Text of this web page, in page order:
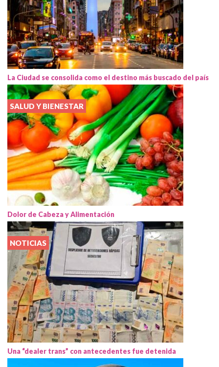
La Ciudad se consolida como el destino más buscado del país
SALUD Y BIENESTAR
Dolor de Cabeza y Alimentación
NOTICIAS
Una “dealer trans” con antecedentes fue detenida